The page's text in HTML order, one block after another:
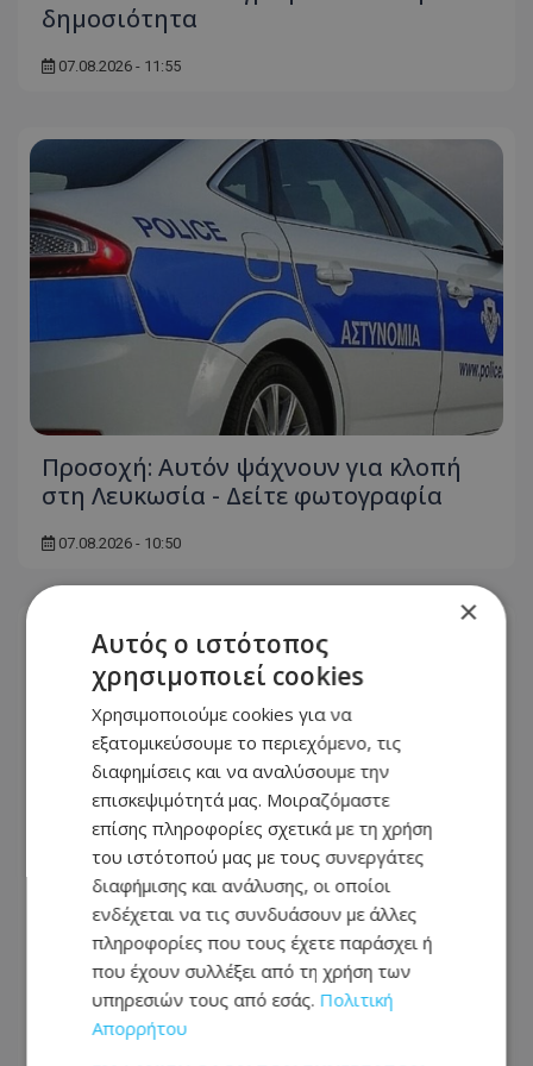
δημοσιότητα
07.08.2026 - 11:55
Προσοχή: Αυτόν ψάχνουν για κλοπή
στη Λευκωσία - Δείτε φωτογραφία
07.08.2026 - 10:50
Στα χέρια της Αστυνομίας 28χρονος:
Εντοπίστηκε να εισέρχεται σε αυλές
κατοικιών - Τι εντοπίστηκαν στο
όχημά του
×
Αυτός ο ιστότοπος
χρησιμοποιεί cookies
Χρησιμοποιούμε cookies για να
εξατομικεύσουμε το περιεχόμενο, τις
διαφημίσεις και να αναλύσουμε την
επισκεψιμότητά μας. Μοιραζόμαστε
επίσης πληροφορίες σχετικά με τη χρήση
του ιστότοπού μας με τους συνεργάτες
διαφήμισης και ανάλυσης, οι οποίοι
ενδέχεται να τις συνδυάσουν με άλλες
πληροφορίες που τους έχετε παράσχει ή
που έχουν συλλέξει από τη χρήση των
υπηρεσιών τους από εσάς. Πολιτική
Απορρήτου